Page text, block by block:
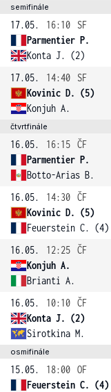
semifinále
17.05. 16:10
SF
Parmentier P.
Konta J. (2)
17.05.
14:40
SF
Kovinic D. (5)
Konjuh A.
čtvrtfinále
16.05. 16:15 ČF
Parmentier P.
Botto-Arias B.
16.05.
14:30 ČF
Kovinic D. (5)
Feuerstein C. (4)
16.05.
12:25 ČF
Konjuh A.
Brianti A.
16.05.
10:10 ČF
Konta J. (2)
Sirotkina M.
osmifinále
15.05. 18:00 OF
Feuerstein C. (4)